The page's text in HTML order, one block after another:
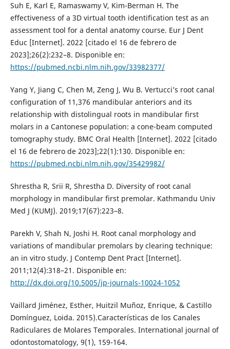
Suh E, Karl E, Ramaswamy V, Kim-Berman H. The
effectiveness of a 3D virtual tooth identification test as an
assessment tool for a dental anatomy course. Eur J Dent
Educ [Internet]. 2022 [citado el 16 de febrero de
2023];26(2):232–8. Disponible en:
https://pubmed.ncbi.nlm.nih.gov/33982377/
Yang Y, Jiang C, Chen M, Zeng J, Wu B. Vertucci’s root canal
configuration of 11,376 mandibular anteriors and its
relationship with distolingual roots in mandibular first
molars in a Cantonese population: a cone-beam computed
tomography study. BMC Oral Health [Internet]. 2022 [citado
el 16 de febrero de 2023];22(1):130. Disponible en:
https://pubmed.ncbi.nlm.nih.gov/35429982/
Shrestha R, Srii R, Shrestha D. Diversity of root canal
morphology in mandibular first premolar. Kathmandu Univ
Med J (KUMJ). 2019;17(67):223–8.
Parekh V, Shah N, Joshi H. Root canal morphology and
variations of mandibular premolars by clearing technique:
an in vitro study. J Contemp Dent Pract [Internet].
2011;12(4):318–21. Disponible en:
http://dx.doi.org/10.5005/jp-journals-10024-1052
Vaillard Jiménez, Esther, Huitzil Muñoz, Enrique, & Castillo
Domínguez, Loida. 2015).Características de los Canales
Radiculares de Molares Temporales. International journal of
odontostomatology, 9(1), 159-164.